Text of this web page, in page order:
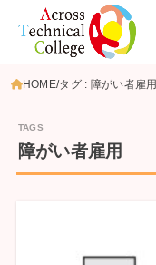
HOME タグ : 障がい者雇用
障がい者雇用